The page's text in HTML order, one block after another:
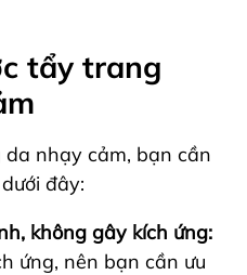
tẩy trang
nhạy cảm, bạn cần
đây:
không gây kích ứng:
ứng, nên bạn cần ưu